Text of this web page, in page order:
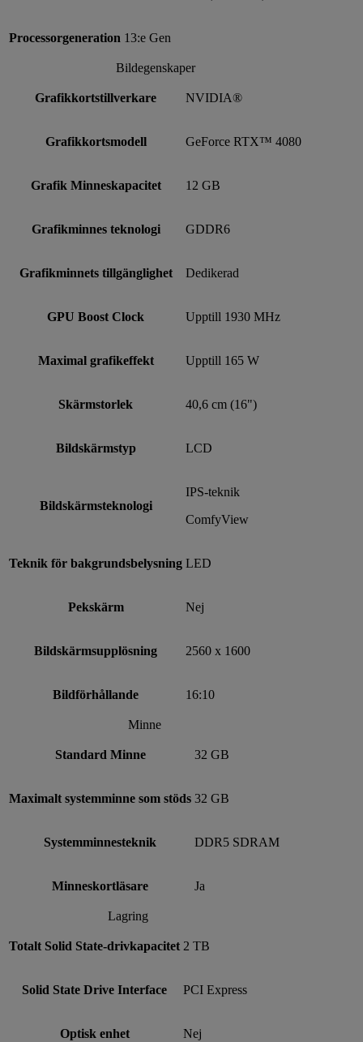
Processorgeneration 13:e Gen
Bildegenskaper
Grafikkortstillverkare NVIDIA®
Grafikkortsmodell GeForce RTX™ 4080
Grafik Minneskapacitet 12 GB
Grafikminnes teknologi GDDR6
Grafikminnets tillgänglighet Dedikerad
GPU Boost Clock Upptill 1930 MHz
Maximal grafikeffekt Upptill 165 W
Skärmstorlek 40,6 cm (16")
Bildskärmstyp LCD
Bildskärmsteknologi
IPS-teknik
ComfyView
Teknik för bakgrundsbelysning LED
Pekskärm Nej
Bildskärmsupplösning 2560 x 1600
Bildförhållande 16:10
Minne
Standard Minne 32 GB
Maximalt systemminne som stöds 32 GB
Systemminnesteknik DDR5 SDRAM
Minneskortläsare Ja
Lagring
Totalt Solid State-drivkapacitet 2 TB
Solid State Drive Interface PCI Express
Optisk enhet Nej